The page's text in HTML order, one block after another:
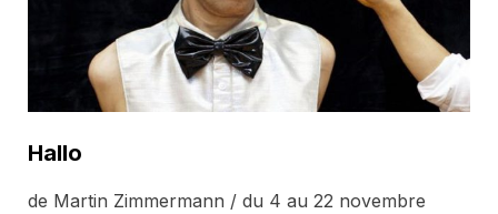
Hallo
de Martin Zimmermann / du 4 au 22 novembre